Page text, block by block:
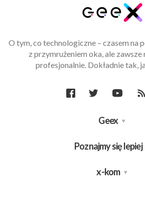
O tym, co technologiczne – czasem na
z przymrużeniem oka, ale
profesjonalnie. Dokładnie tak,
Geex
Poznajmy się lepiej
x-kom